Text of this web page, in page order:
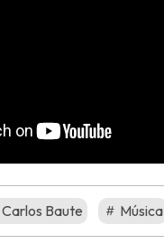
Carlos Baute Música